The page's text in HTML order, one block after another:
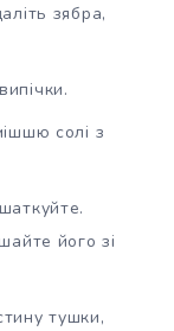
зябра,
солі з
його зі
тушки,